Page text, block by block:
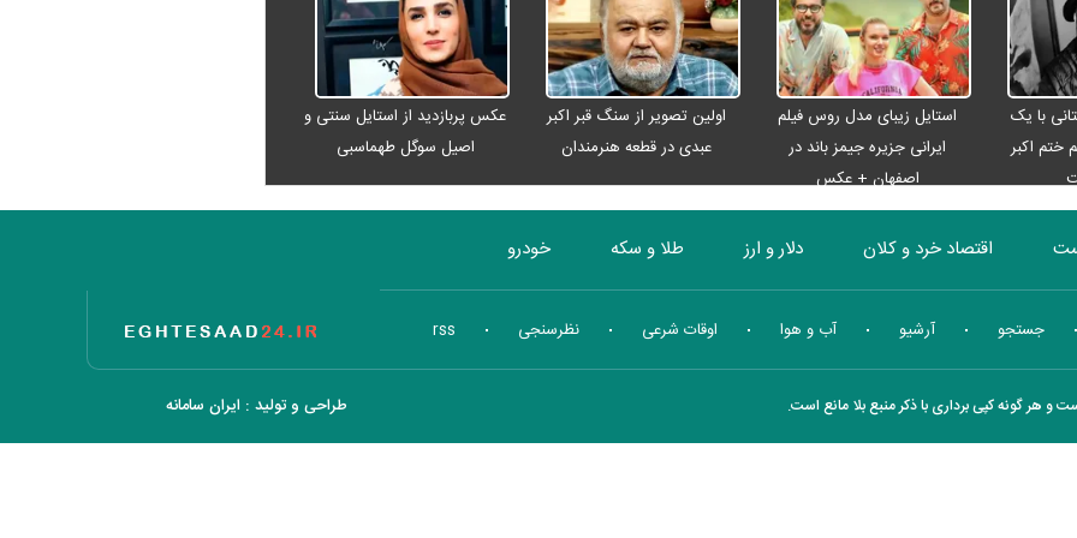
اربعینی
با یک
ختم اکبر
استایل زیبای مدل روس فیلم
ایرانی جزیره جیمز باند در
اصفهان + عکس
اولین تصویر از سنگ قبر اکبر
عبدی در قطعه هنرمندان
عکس پربازدید از استایل سنتی و
اصیل سوگل طهماسبی
اقتصاد خرد و کلان دلار و ارز طلا و سکه خودرو
بورس انرژی چندرسانه ای منهای اقتصاد تاریخ اقتصاد جستجو آرشیو آب و هوا اوقات شرعی نظرسنجی rss
طراحی و تولید : ایران سامانه